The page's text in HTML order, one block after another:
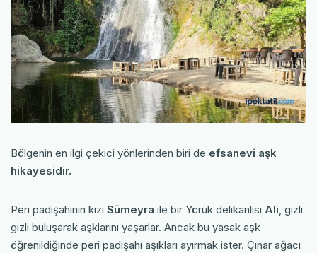
Bölgenin en ilgi çekici yönlerinden biri de efsanevi aşk
hikayesidir.
Peri padişahının kızı Sümeyra ile bir Yörük delikanlısı Ali, gizli
gizli buluşarak aşklarını yaşarlar. Ancak bu yasak aşk
öğrenildiğinde peri padişahı aşıkları ayırmak ister. Çınar ağacı